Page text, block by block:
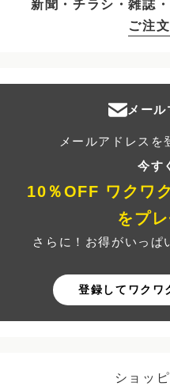
新聞・チラシ・雑誌
ご注
メー
メールアドレスを
今す
10％OFF ワクワ
をプレ
さらに！お得がいっぱ
登録してワクワ
ショッ